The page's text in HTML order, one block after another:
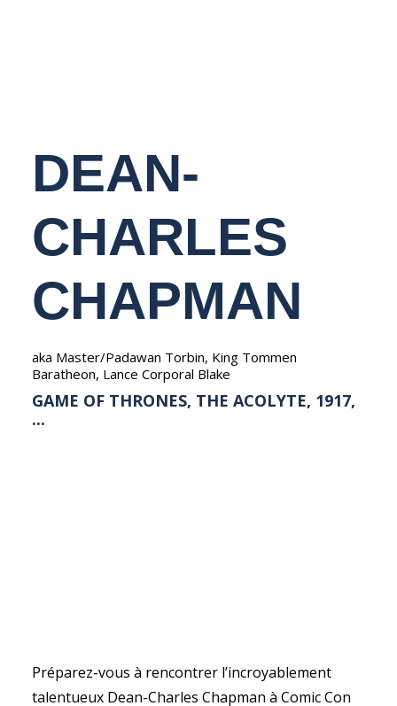
DEAN-
CHARLES
CHAPMAN
aka Master/Padawan Torbin, King Tommen
Baratheon, Lance Corporal Blake
GAME OF THRONES, THE ACOLYTE, 1917,
...
Préparez-vous à rencontrer l’incroyablement
talentueux Dean-Charles Chapman à Comic Con